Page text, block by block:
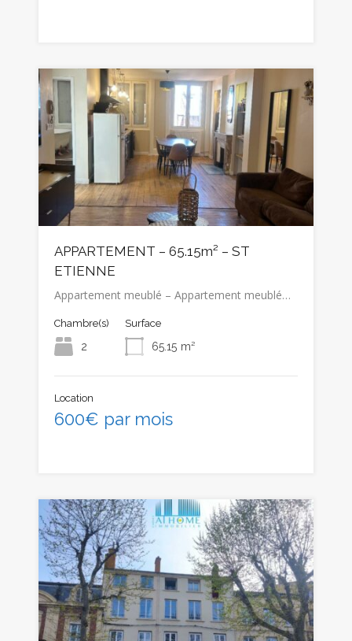
APPARTEMENT – 65.15m² – ST
ETIENNE
Appartement meublé – Appartement meublé…
Chambre(s)
2
Surface
65.15 m²
Location
600€ par mois